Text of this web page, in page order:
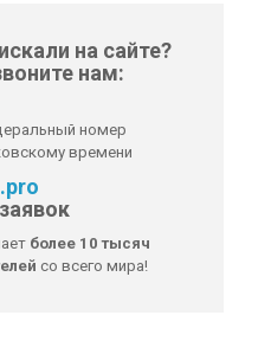
на сайте?
нам:
номер
времени
более 10 тысяч
со всего мира!